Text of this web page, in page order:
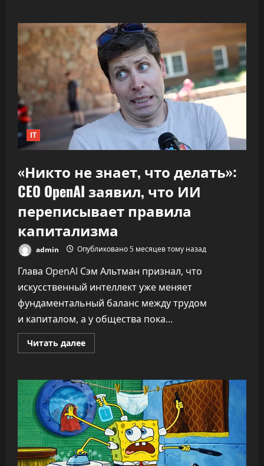
что
вклад
компаний-
резидентов
в
экономику
«подошёл
30%»
IT
«Никто не знает, что делать»:
CEO OpenAI заявил, что ИИ
переписывает правила
капитализма
admin Опубликовано 5 месяцев тому назад
Глава OpenAI Сэм Альтман признал, что
искусственный интеллект уже меняет
фундаментальный баланс между трудом
и капиталом, а у общества пока...
Читать далееПрочитать
больше
знает,
что
делать»:
CEO
OpenAI
заявил,
что
ИИ
переписывает
правила